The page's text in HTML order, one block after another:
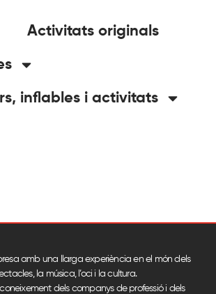
Activitats originals
inflables i activitats
amb una llarga experiència en el món dels
la música, l’oci i la cultura.
dels companys de professió i dels